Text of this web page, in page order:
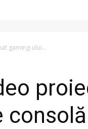
gaming-ului...